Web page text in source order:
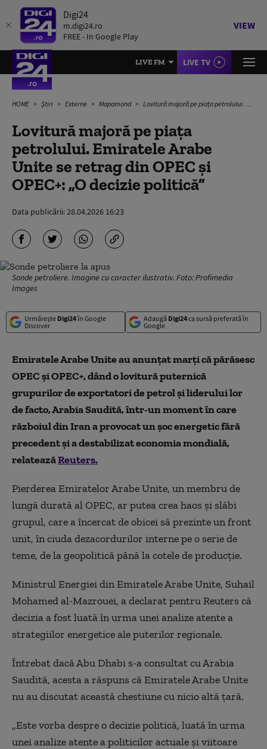
Digi24
m.digi24.ro
FREE - In Google Play
VIEW
LIVE FM LIVE TV
HOME Știri Externe Mapamond Lovitură majoră pe piața petrolului. Emiratele Arabe Unite se retrag din OPEC și OPEC+: „O decizie politică”
Lovitură majoră pe piața
petrolului. Emiratele Arabe
Unite se retrag din OPEC și
OPEC+: „O decizie politică”
Data publicării:28.04.2026 16:23
Sonde petroliere. Imagine cu caracter ilustrativ. Foto: Profimedia
Images
Urmărește Digi24în Google
Discover
Adaugă Digi24ca sursă preferată în
Google
Emiratele Arabe Unite au anunțat marți că părăsesc
OPEC și OPEC+, dând o lovitură puternică
grupurilor de exportatori de petrol și liderului lor
de facto, Arabia Saudită, într-un moment în care
războiul din Iran a provocat un șoc energetic fără
precedent și a destabilizat economia mondială,
relateazăReuters.
Pierderea Emiratelor Arabe Unite, un membru de
lungă durată al OPEC, ar putea crea haos și slăbi
grupul, care a încercat de obicei să prezinte un front
unit, în ciuda dezacordurilor interne pe o serie de
teme, de la geopolitică până la cotele de producție.
Ministrul Energiei din Emiratele Arabe Unite, Suhail
Mohamed al-Mazrouei, a declarat pentru Reuters că
decizia a fost luată în urma unei analize atente a
strategiilor energetice ale puterilor regionale.
Întrebat dacă Abu Dhabi s-a consultat cu Arabia
Saudită, acesta a răspuns că Emiratele Arabe Unite
nu au discutat această chestiune cu nicio altă țară.
„Este vorba despre o decizie politică, luată în urma
unei analize atente a politicilor actuale și viitoare